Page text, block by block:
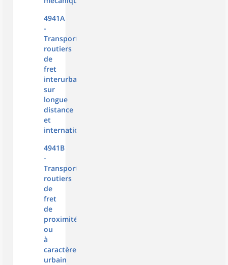
4941A
-
Transports
routiers
de
fret
interurbains,
sur
longue
distance
et
international
4941B
-
Transports
routiers
de
fret
de
proximité
ou
à
caractère
urbain